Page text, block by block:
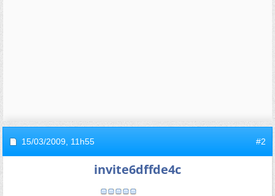
15/03/2009, 11h55 #2
invite6dffde4c